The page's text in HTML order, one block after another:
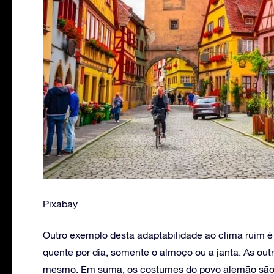
Pixabay
Outro exemplo desta adaptabilidade ao clima ruim
quente por dia, somente o almoço ou a janta. As
mesmo. Em suma, os costumes do povo alemão